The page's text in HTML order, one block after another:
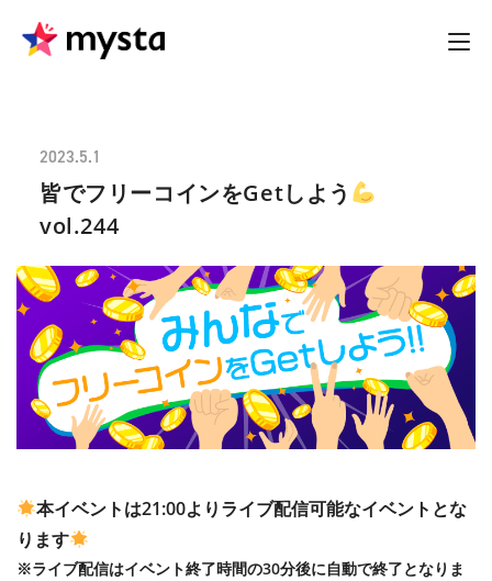
2023.5.1
皆でフリーコインをGetしよう
vol.244
本イベントは21:00よりライブ配信可能なイベントとな
ります
※ライブ配信はイベント終了時間の30分後に自動で終了となりま